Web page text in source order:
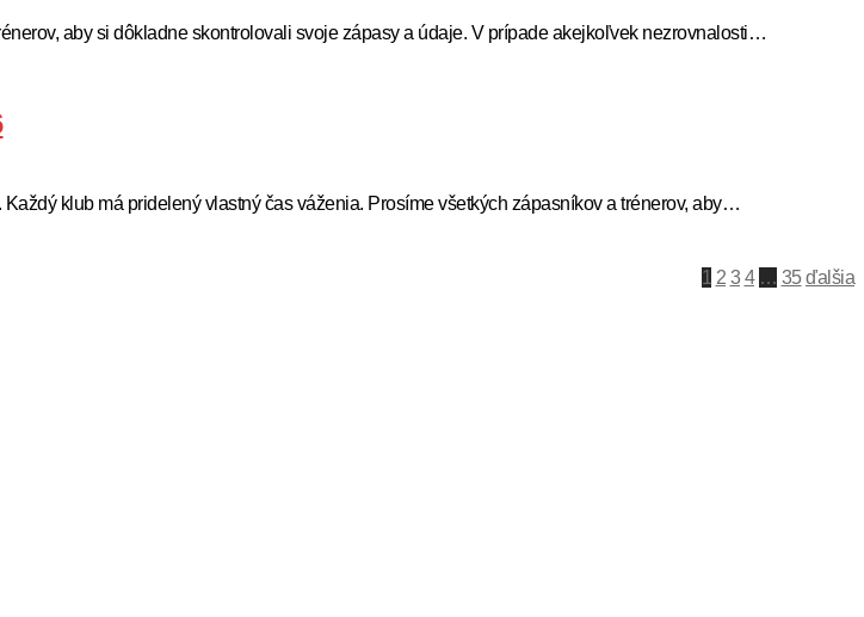
aby si dôkladne skontrolovali svoje zápasy a údaje. V prípade akejkoľvek nezrovnalosti…
klub má pridelený vlastný čas váženia. Prosíme všetkých zápasníkov a trénerov, aby…
1 2 3 4 … 35 ďalšia